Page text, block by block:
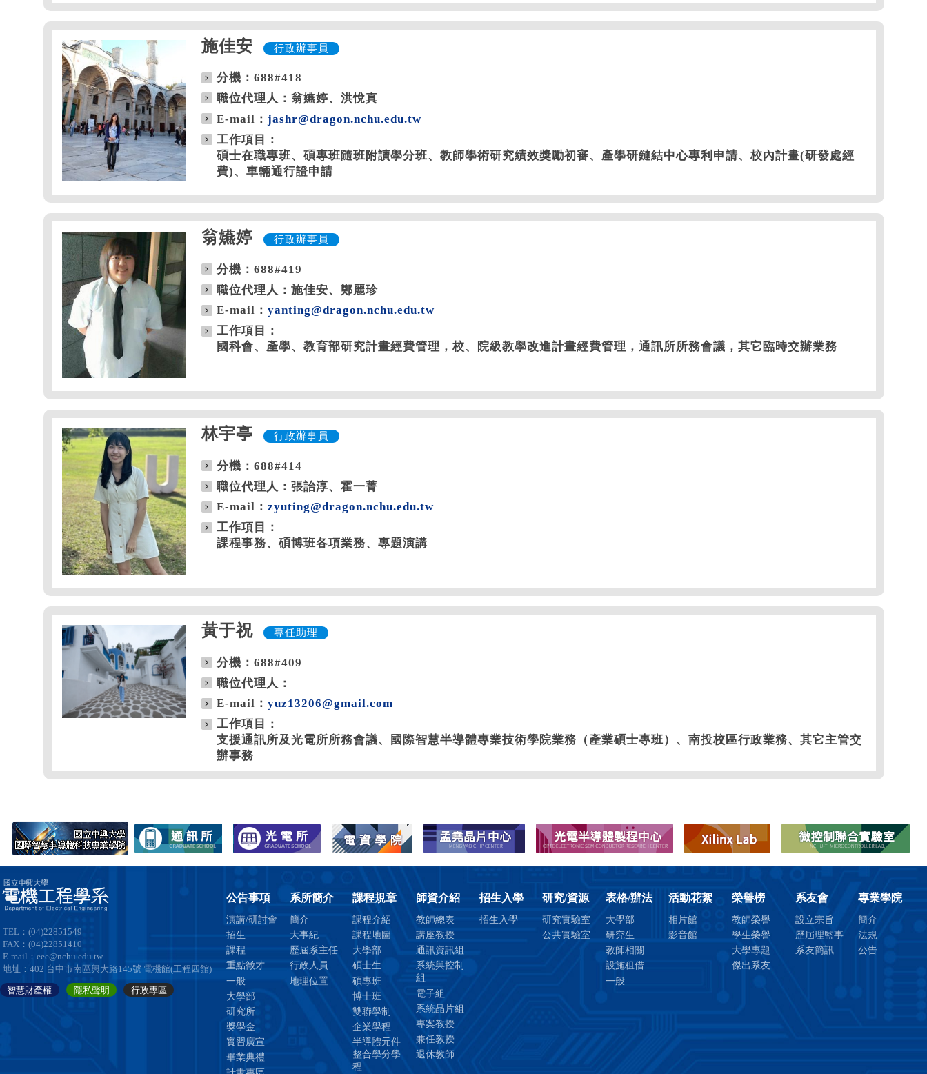
TEL：(04)22851549
FAX：(04)22851410
E-mail：eee@nchu.edu.tw
地址：402 台中市南區興大路145號 電機館(工程四館)
智慧財產權 隱私聲明 行政專區
公告事項
演講/研討會
招生
課程
重點徵才
一般
大學部
研究所
獎學金
實習廣宣
畢業典禮
系所簡介
簡介
大事紀
歷屆系主任
行政人員
地理位置
課程規章
課程介紹
課程地圖
大學部
碩士生
碩專班
博士班
雙聯學制
企業學程
半導體元件
整合學分學
程
師資介紹
教師總表
講座教授
通訊資訊組
系統與控制
組
電子組
系統晶片組
專案教授
兼任教授
退休教師
招生入學
招生入學
研究/資源
研究實驗室
公共實驗室
表格/辦法
大學部
研究生
教師相關
設施租借
一般
活動花絮
相片館
影音館
榮譽榜
教師榮譽
學生榮譽
大學專題
傑出系友
系友會
設立宗旨
歷屆理監事
系友簡訊
專業學院
簡介
法規
公告